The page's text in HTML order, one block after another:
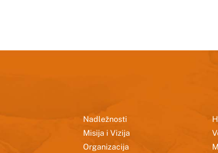
Nadležnosti
Misija i Vizija
Organizacija